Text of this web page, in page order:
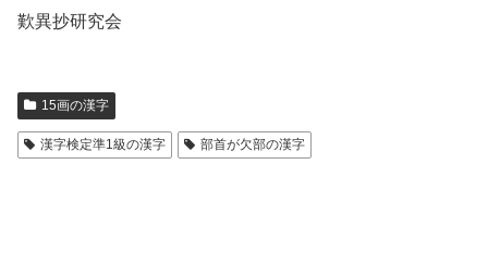
歎異抄研究会
15画の漢字
漢字検定準1級の漢字 部首が欠部の漢字